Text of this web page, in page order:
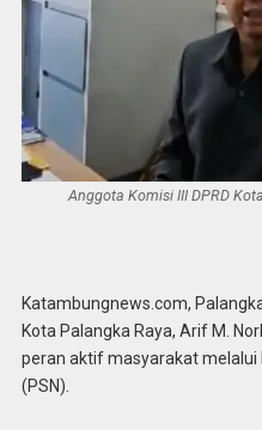
Anggota Komisi III DPRD
Katambungnews.com,
Kota Palangka Raya, Arif M.
peran aktif masyarakat
(PSN).